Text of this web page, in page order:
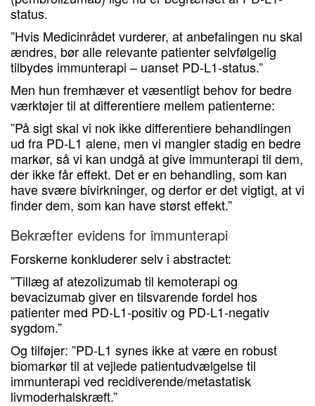
status.
”Hvis Medicinrådet vurderer, at anbefalingen nu skal
ændres, bør alle relevante patienter selvfølgelig
tilbydes immunterapi – uanset PD-L1-status.”
Men hun fremhæver et væsentligt behov for bedre
værktøjer til at differentiere mellem patienterne:
”På sigt skal vi nok ikke differentiere behandlingen
ud fra PD-L1 alene, men vi mangler stadig en bedre
markør, så vi kan undgå at give immunterapi til dem,
der ikke får effekt. Det er en behandling, som kan
have svære bivirkninger, og derfor er det vigtigt, at vi
finder dem, som kan have størst effekt.”
Bekræfter evidens for immunterapi
Forskerne konkluderer selv i abstractet:
”Tillæg af atezolizumab til kemoterapi og
bevacizumab giver en tilsvarende fordel hos
patienter med PD-L1-positiv og PD-L1-negativ
sygdom.”
Og tilføjer: ”PD-L1 synes ikke at være en robust
biomarkør til at vejlede patientudvælgelse til
immunterapi ved recidiverende/metastatisk
livmoderhalskræft.”